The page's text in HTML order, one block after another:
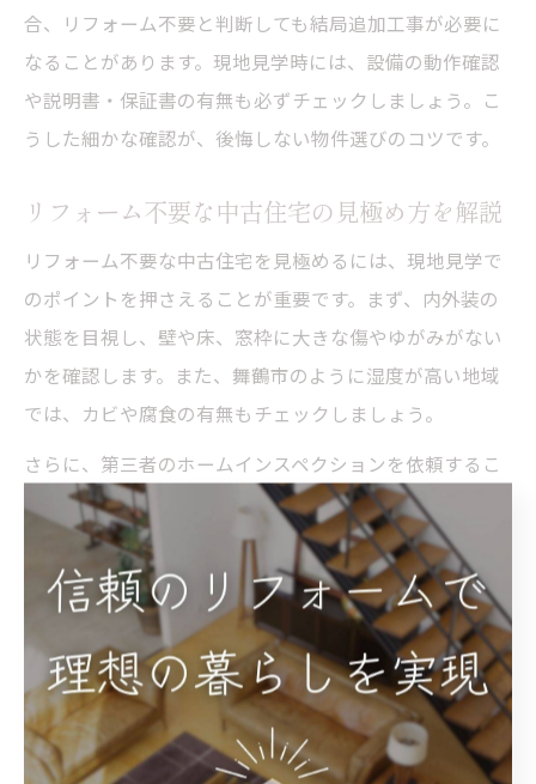
合、リフォーム不要と判断しても結局追加工事が必要に
なることがあります。現地見学時には、設備の動作確認
や説明書・保証書の有無も必ずチェックしましょう。こ
うした細かな確認が、後悔しない物件選びのコツです。
リフォーム不要な中古住宅の見極め方を解説
リフォーム不要な中古住宅を見極めるには、現地見学で
のポイントを押さえることが重要です。まず、内外装の
状態を目視し、壁や床、窓枠に大きな傷やゆがみがない
かを確認します。また、舞鶴市のように湿度が高い地域
では、カビや腐食の有無もチェックしましょう。
さらに、第三者のホームインスペクションを依頼するこ
とで、見落としがちな構造部分や設備の劣化も把握でき
ます。購入前に専門家の意見を取り入れることで、「本
当にリフォーム不要か」を客観的に判断でき、安心して
中古住宅を選ぶことができます。迷った場合は、不動産
会社や専門家に気軽に問い合わせてみましょう。
良質なリフォーム不要物件の選択ポイント
良質なリフォーム不要物件を選ぶためには、築年数や設